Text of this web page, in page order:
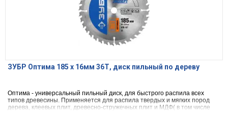
ЗУБР Оптима 185 x 16мм 36Т, диск пильный по дереву
Оптима - универсальный пильный диск, для быстрого распила всех
типов древесины. Применяется для распила твердых и мягких пород
дерева, клеевых плит, древесно-стружечных плит и МДФ( в том числе